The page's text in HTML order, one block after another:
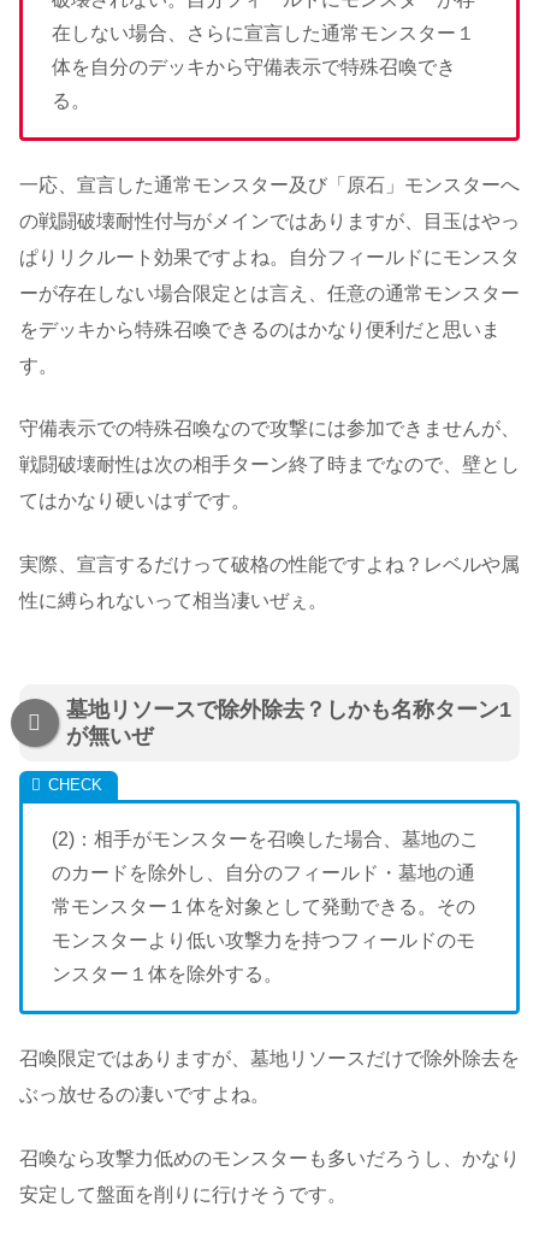
在しない場合、さらに宣言した通常モンスター１
体を自分のデッキから守備表示で特殊召喚でき
る。
一応、宣言した通常モンスター及び「原石」モンスターへ
の戦闘破壊耐性付与がメインではありますが、目玉はやっ
ぱりリクルート効果ですよね。自分フィールドにモンスタ
ーが存在しない場合限定とは言え、任意の通常モンスター
をデッキから特殊召喚できるのはかなり便利だと思いま
す。
守備表示での特殊召喚なので攻撃には参加できませんが、
戦闘破壊耐性は次の相手ターン終了時までなので、壁とし
てはかなり硬いはずです。
実際、宣言するだけって破格の性能ですよね？レベルや属
性に縛られないって相当凄いぜぇ。
墓地リソースで除外除去？しかも名称ターン1
が無いぜ
(2)：相手がモンスターを召喚した場合、墓地のこ
のカードを除外し、自分のフィールド・墓地の通
常モンスター１体を対象として発動できる。その
モンスターより低い攻撃力を持つフィールドのモ
ンスター１体を除外する。
召喚限定ではありますが、墓地リソースだけで除外除去を
ぶっ放せるの凄いですよね。
召喚なら攻撃力低めのモンスターも多いだろうし、かなり
安定して盤面を削りに行けそうです。